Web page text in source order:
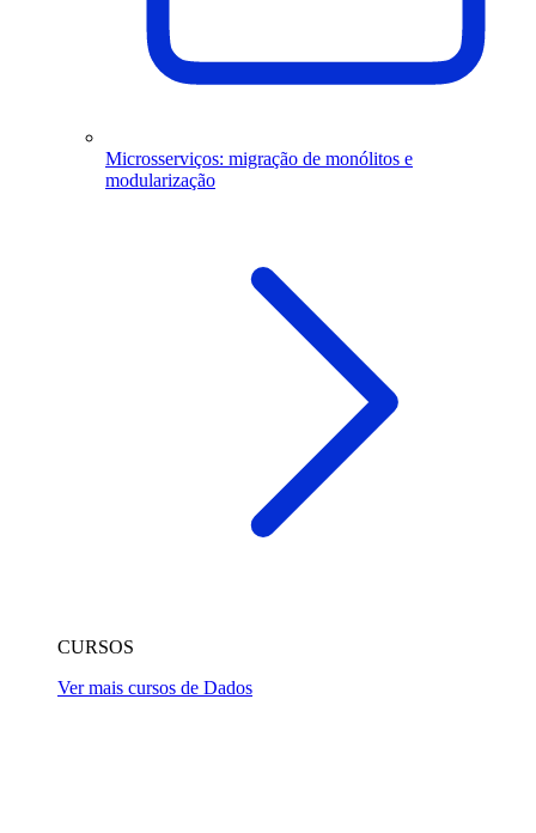
Microsserviços: migração de monólitos e
modularização
CURSOS
Ver mais cursos de Dados